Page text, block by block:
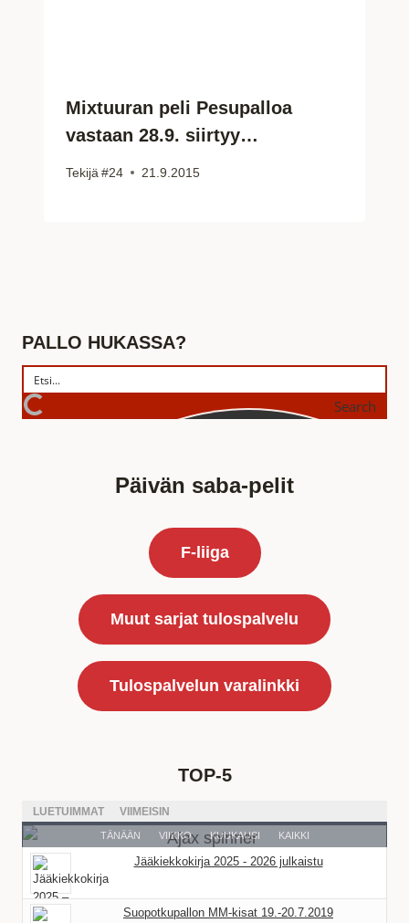
Mixtuuran peli Pesupalloa
vastaan 28.9. siirtyy…
Tekijä #24 21.9.2015
PALLO HUKASSA?
Search
Päivän saba-pelit
F-liiga
Muut sarjat tulospalvelu
Tulospalvelun varalinkki
TOP-5
LUETUIMMAT VIIMEISIN
TÄNÄÄN VIIKKO KUUKAUSI KAIKKI
Jääkiekkokirja 2025 - 2026 julkaistu
Suopotkupallon MM-kisat 19.-20.7.2019